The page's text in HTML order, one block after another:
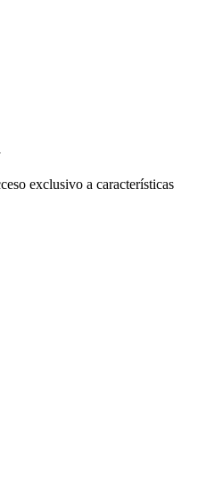
exclusivo a características